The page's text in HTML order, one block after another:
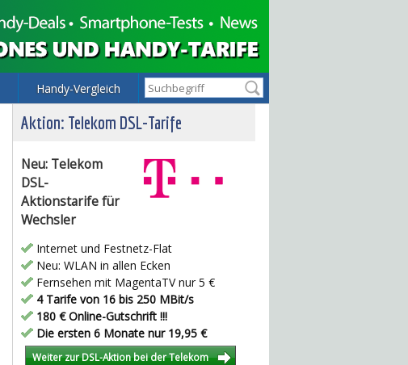
Handy-Vergleich
Aktion: Telekom DSL-Tarife
Neu: Telekom
DSL-
Aktionstarife für
Wechsler
Internet und Festnetz-Flat
Neu: WLAN in allen Ecken
Fernsehen mit MagentaTV nur 5 €
4 Tarife von 16 bis 250 MBit/s
180 € Online-Gutschrift !!!
Die ersten 6 Monate nur 19,95 €
Weiter zur DSL-Aktion bei der Telekom